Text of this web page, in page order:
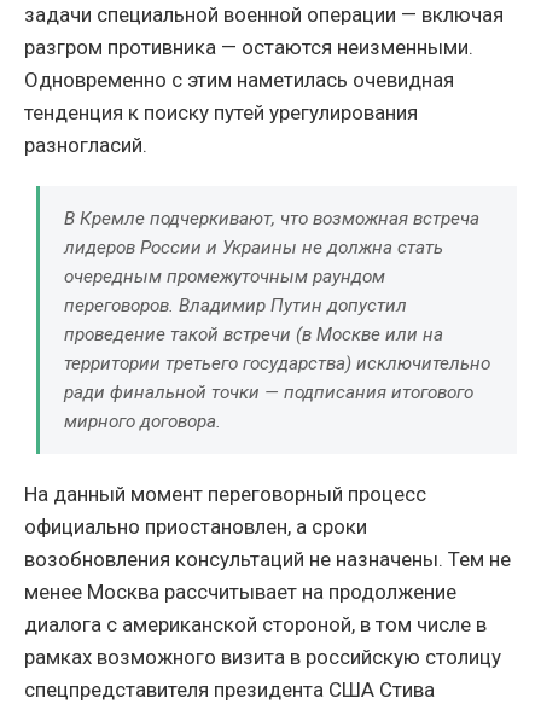
задачи специальной военной операции — включая
разгром противника — остаются неизменными.
Одновременно с этим наметилась очевидная
тенденция к поиску путей урегулирования
разногласий.
В Кремле подчеркивают, что возможная встреча
лидеров России и Украины не должна стать
очередным промежуточным раундом
переговоров. Владимир Путин допустил
проведение такой встречи (в Москве или на
территории третьего государства) исключительно
ради финальной точки — подписания итогового
мирного договора.
На данный момент переговорный процесс
официально приостановлен, а сроки
возобновления консультаций не назначены. Тем не
менее Москва рассчитывает на продолжение
диалога с американской стороной, в том числе в
рамках возможного визита в российскую столицу
спецпредставителя президента США Стива